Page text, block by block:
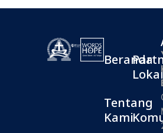
Beranda
Tentang
Kami
Lokal